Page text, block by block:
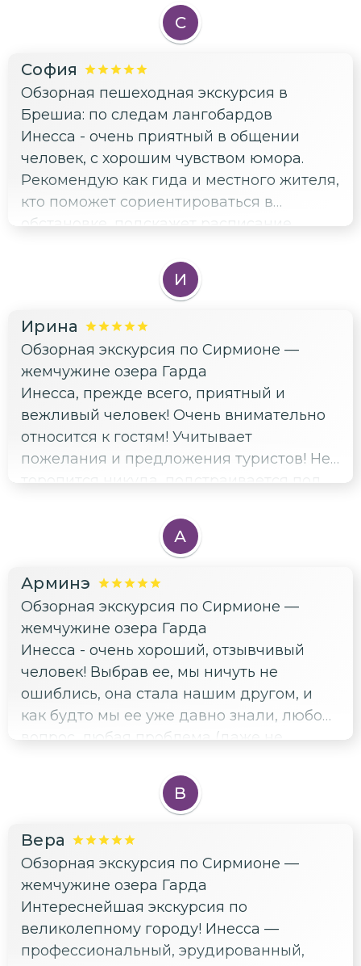
Инессой. P. S. Обаяние, чувство юмора и
дружелюбие — 150%
настоящее удовольствие получили от
С
София
Обзорная пешеходная экскурсия в
Брешиа: по следам лангобардов
Инесса - очень приятный в общении
человек, с хорошим чувством юмора.
Рекомендую как гида и местного жителя,
кто поможет сориентироваться в
обстановке, подскажет расписание
покушать, поможет и с другими
актуальными вопросами)
И
Ирина
Обзорная экскурсия по Сирмионе —
жемчужине озера Гарда
Инесса, прежде всего, приятный и
вежливый человек! Очень внимательно
относится к гостям! Учитывает
пожелания и предложения туристов! Не
ты встретился с давнишним другом
(подругой). Рассказ интересный,
Основную информацию выдаёт. Если
есть вопросы, то всё более подробно
рассказывается. Профи! Но, главное, что
пришлось обратиться за помощью на
следующий день после проведения
экскурсии. В машине пробило колесо. С
удовольствием помогла! Спасибо!
А
Арминэ
Обзорная экскурсия по Сирмионе —
жемчужине озера Гарда
Инесса - очень хороший, отзывчивый
человек! Выбрав ее, мы ничуть не
ошиблись, она стала нашим другом, и
как будто мы ее уже давно знали, любой
вопрос, любая проблема (даже не
решает. Она для нас была не гидом, а
нашей подругой, которая давно
знает и нас ненавязчиво ведет по
знакомым и безумно красивым местам.
Спасибо тебе большое, Инесса!!!
В
Вера
Обзорная экскурсия по Сирмионе —
жемчужине озера Гарда
Интереснейшая экскурсия по
великолепному городу! Инесса —
профессиональный, эрудированный,